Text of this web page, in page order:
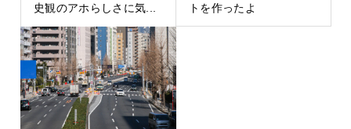
史観のアホらしさに気...
トを作ったよ